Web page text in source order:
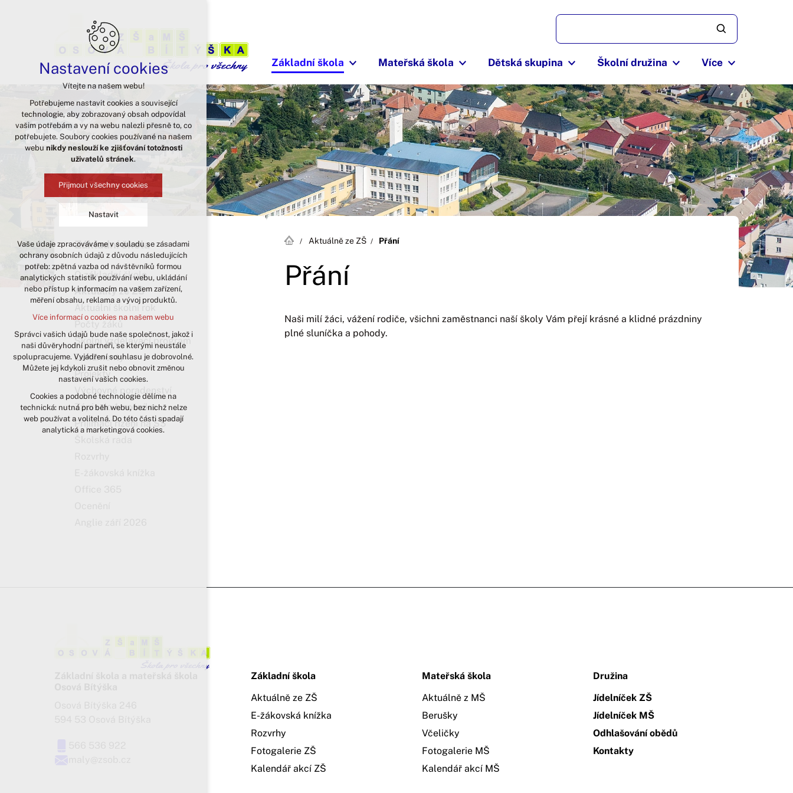
Základní škola Mateřská škola Dětská skupina Školní družina Více
Aktuálně ze ZŠ Přání
Přání
Naši milí žáci, vážení rodiče, všichni zaměstnanci naší školy Vám přejí krásné a klidné prázdniny
plné sluníčka a pohody.
Základní škola
O základní škole
Aktuality ze ZŠ
Aktuální školní rok
Školní vzdělávací program
Dokumenty
Projekty
Výchovné poradenství
Zápis do 1. ročníku
Přijímací řízení na SŠ
Základní škola
Aktuálně ze ZŠ
E-žákovská knížka
Rozvrhy
Fotogalerie ZŠ
Kalendář akcí ZŠ
Mateřská škola
Aktuálně z MŠ
Berušky
Včeličky
Fotogalerie MŠ
Kalendář akcí MŠ
Družina
Jídelníček ZŠ
Jídelníček MŠ
Odhlašování obědů
Kontakty
Nastavení cookies
Vítejte na našem webu!
Potřebujeme nastavit cookies a související
technologie, aby zobrazovaný obsah odpovídal
vašim potřebám a vy na webu nalezli přesně to, co
potřebujete. Soubory cookies používané na našem
webu nikdy neslouží ke zjišťování totožnosti
uživatelů stránek.
Přijmout všechny cookies
Nastavit
Technická cookies
nutná pro provozování webu
udržení kontextu stránek (session):
případná přihlášení, volby jazyka, apod.
analytická pro anonymizované
vyhodnocení návštěvnosti
marketingová cookies (Google)
Více informací o cookies na našem webu
Přijmout všechny cookies
Odmítnout vše
Vaše údaje zpracováváme v souladu se zásadami
ochrany osobních údajů z důvodu následujících
potřeb: zpětná vazba od návštěvníků formou
analytických statistik používání webu, ukládání
nebo přístup k informacím na vašem zařízení,
měření obsahu, reklama a vývoj produktů.
Více informací o cookies na našem webu
Správci vašich údajů bude naše společnost, jakož i
naši důvěryhodní partneři, se kterými neustále
spolupracujeme. Vyjádření souhlasu je dobrovolné.
Můžete jej kdykoli zrušit nebo obnovit změnou
nastavení vašich cookies.
Cookies a podobné technologie dělíme na
technická: nutná pro běh webu, bez nichž nelze
web používat a volitelná. Do této části spadají
analytická a marketingová cookies.